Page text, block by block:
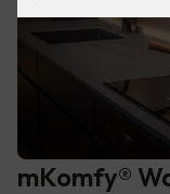
mKomfy®